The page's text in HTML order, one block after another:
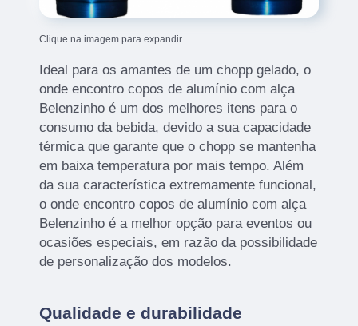
Clique na imagem para expandir
Ideal para os amantes de um chopp gelado, o
onde encontro copos de alumínio com alça
Belenzinho é um dos melhores itens para o
consumo da bebida, devido a sua capacidade
térmica que garante que o chopp se mantenha
em baixa temperatura por mais tempo. Além
da sua característica extremamente funcional,
o onde encontro copos de alumínio com alça
Belenzinho é a melhor opção para eventos ou
ocasiões especiais, em razão da possibilidade
de personalização dos modelos.
Qualidade e durabilidade